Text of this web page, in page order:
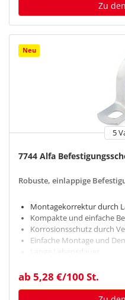
Zu
Neu
5
7744 Alfa
Robuste, einlappige
Montagekorrektur durch
Kompakte und einfache
Korrosionsschutz durch
Einfache Montage und
Lange Lebensdauer
ab 5,28 €/100 St.